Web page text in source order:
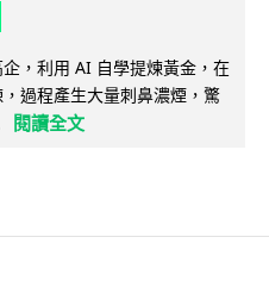
，利用 AI 自學提煉黃金，在
過程產生大量刺鼻濃煙，驚
閱讀全文